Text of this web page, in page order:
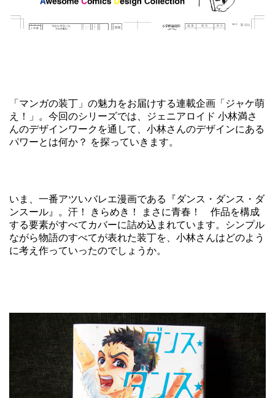
「マンガの装丁」の魅力をお届けする連載企画「ジャケ萌
え！」。今回のシリーズでは、ジェニアロイド 小林満さ
んのデザインワークを通して、小林さんのデザインにある
パワーとは何か？ を探っていきます。
いま、一番アツいバレエ漫画である『ダンス・ダンス・ダ
ンスール』。汗！ きらめき！ まさに青春！ 作品を構成
する要素がすべてカバーに詰め込まれています。シンプル
ながら物語のすべてが表れた装丁を、小林さんはどのよう
に考え作っていったのでしょうか。